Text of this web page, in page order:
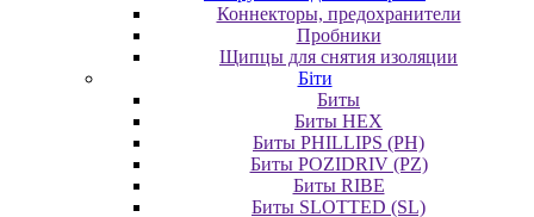
Коннекторы, предохранители
Пробники
Щипцы для снятия изоляции
Біти
Биты
Биты HEX
Биты PHILLIPS (PH)
Биты POZIDRIV (PZ)
Биты RIBE
Биты SLOTTED (SL)